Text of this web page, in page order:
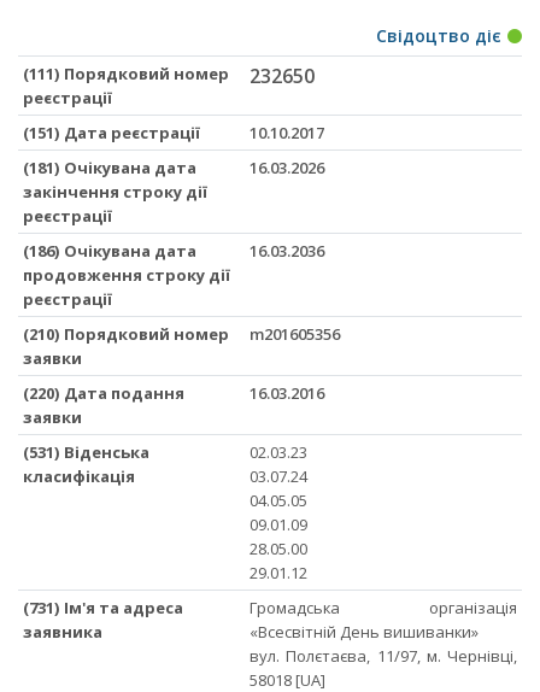
Свідоцтво діє
(111) Порядковий номер
реєстрації
232650
(151) Дата реєстрації
10.10.2017
(181) Очікувана дата
закінчення строку дії
реєстрації
16.03.2026
(186) Очікувана дата
продовження строку дії
реєстрації
16.03.2036
(210) Порядковий номер
заявки
m201605356
(220) Дата подання
заявки
16.03.2016
(531) Віденська
класифікація
02.03.23
03.07.24
04.05.05
09.01.09
28.05.00
29.01.12
(731) Ім'я та адреса
заявника
Громадська організація
«Всесвітній День вишиванки»
вул. Полєтаєва, 11/97, м. Чернівці,
58018 [UA]